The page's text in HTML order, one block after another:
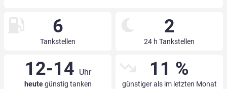
6
Tankstellen
2
24 h Tankstellen
12-14 Uhr
heutegünstig tanken
11 %
günstiger als im letzten Monat